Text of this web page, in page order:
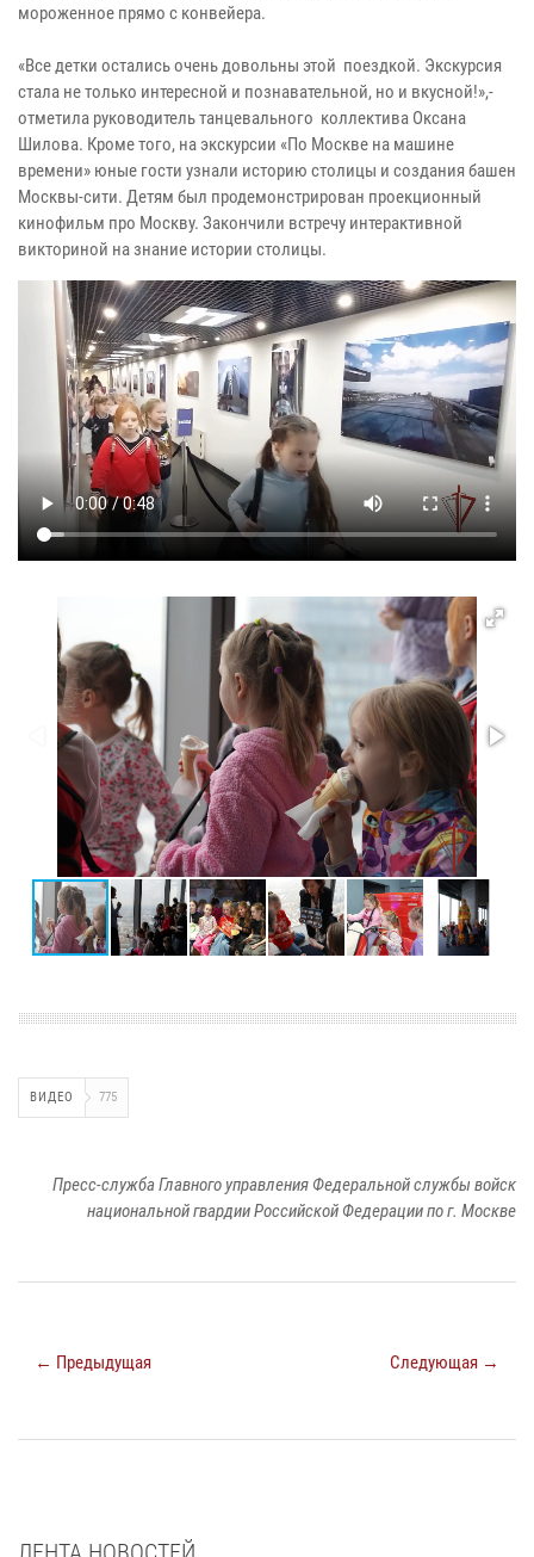
мороженное прямо с конвейера.
«Все детки остались очень довольны этой поездкой. Экскурсия
стала не только интересной и познавательной, но и вкусной!»,-
отметила руководитель танцевального коллектива Оксана
Шилова. Кроме того, на экскурсии «По Москве на машине
времени» юные гости узнали историю столицы и создания башен
Москвы-сити. Детям был продемонстрирован проекционный
кинофильм про Москву. Закончили встречу интерактивной
викториной на знание истории столицы.
ВИДЕО 775
Пресс-служба Главного управления Федеральной службы войск
национальной гвардии Российской Федерации по г. Москве
← Предыдущая Следующая →